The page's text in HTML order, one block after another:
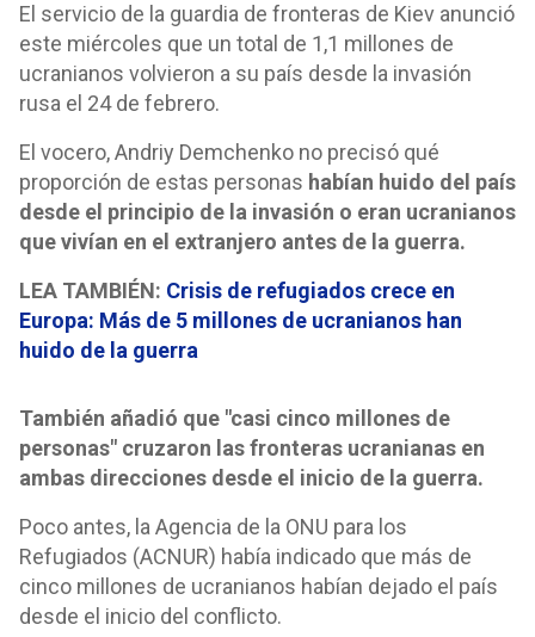
El servicio de la guardia de fronteras de Kiev anunció
este miércoles que un total de 1,1 millones de
ucranianos volvieron a su país desde la invasión
rusa el 24 de febrero.
El vocero, Andriy Demchenko no precisó qué
proporción de estas personas habían huido del país
desde el principio de la invasión o eran ucranianos
que vivían en el extranjero antes de la guerra.
LEA TAMBIÉN: Crisis de refugiados crece en
Europa: Más de 5 millones de ucranianos han
huido de la guerra
También añadió que "casi cinco millones de
personas" cruzaron las fronteras ucranianas en
ambas direcciones desde el inicio de la guerra.
Poco antes, la Agencia de la ONU para los
Refugiados (ACNUR) había indicado que más de
cinco millones de ucranianos habían dejado el país
desde el inicio del conflicto.